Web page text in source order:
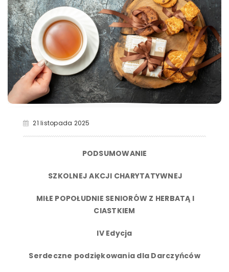
21 listopada 2025
PODSUMOWANIE
SZKOLNEJ AKCJI CHARYTATYWNEJ
MIŁE POPOŁUDNIE SENIORÓW Z HERBATĄ I
CIASTKIEM
IV Edycja
Serdeczne podziękowania dla Darczyńców